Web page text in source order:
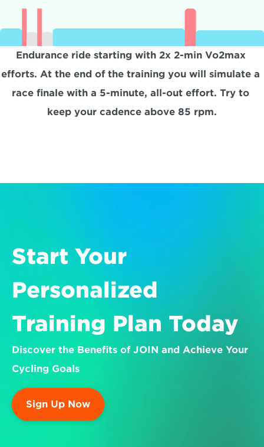
Endurance ride starting with 2x 2-min Vo2max
efforts. At the end of the training you will simulate a
race finale with a 5-minute, all-out effort. Try to
keep your cadence above 85 rpm.
Start Your
Personalized
Training Plan Today
Discover the Benefits of JOIN and Achieve Your
Cycling Goals
Sign Up Now